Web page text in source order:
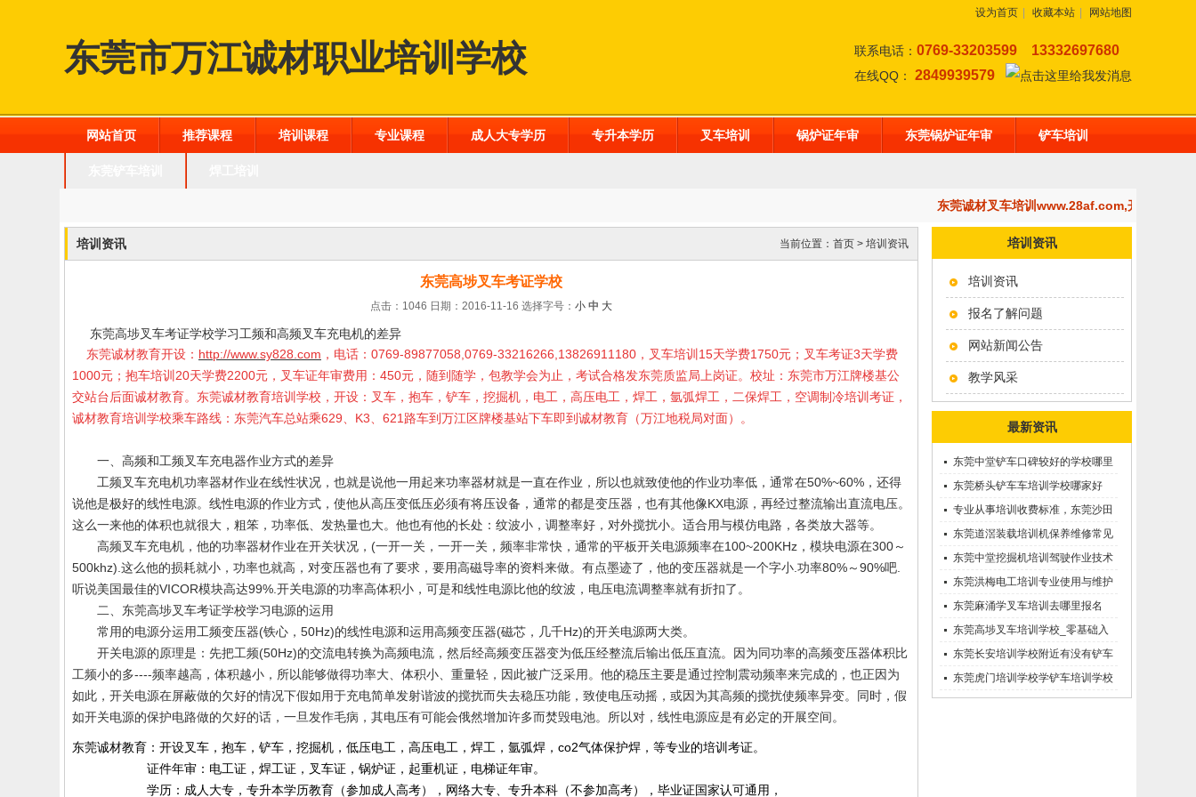
设为首页 收藏本站 网站地图
东莞市万江诚材职业培训学校 联系电话： 0769-33203599 13332697680
在线QQ： 2849939579
网站首页 推荐课程 培训课程 专业课程 成人大专学历 专升本学历 叉车培训 锅炉证年审 东莞锅炉证年审 铲车培训
东莞诚材叉车培训www.28af.com,开设：东莞
培训资讯
培训资讯
报名了解问题
网站新闻公告
教学风采
最新资讯
东莞中堂铲车口碑较好的学校哪里
有？
东莞桥头铲车车培训学校哪家好
呢？推荐一下
专业从事培训收费标准，东莞沙田
优质的学叉车考证价钱
东莞道滘装载培训机保养维修常见
问题等知识大全
东莞中堂挖掘机培训驾驶作业技术
东莞洪梅电工培训专业使用与维护
接触调压噐？
东莞麻涌学叉车培训去哪里报名
东莞高埗叉车培训学校_零基础入
学_随到随学
东莞长安培训学校附近有没有铲车
培训的-
东莞虎门培训学校学铲车培训学校
在哪里_
培训资讯 当前位置： 首页 > 培训资讯
东莞高埗叉车考证学校
点击：1046 日期：2016-11-16 选择字号： 小 中 大
东莞高埗叉车考证学校学习工频和高频叉车充电机的差异
东莞诚材教育开设： http://www.sy828.com ，电话：0769-89877058,0769-33216266,13826911180，叉车培训15天学费1750元；叉车考证3天学费
1000元；抱车培训20天学费2200元，叉车证年审费用：450元，随到随学，包教学会为止，考试合格发东莞质监局上岗证。校址：东莞市万江牌楼基公
交站台后面诚材教育。东莞诚材教育培训学校，开设：叉车，抱车，铲车，挖掘机，电工，高压电工，焊工，氩弧焊工，二保焊工，空调制冷培训考证，
诚材教育培训学校乘车路线：东莞汽车总站乘629、K3、621路车到万江区牌楼基站下车即到诚材教育（万江地税局对面）。
一、高频和工频叉车充电器作业方式的差异
工频叉车充电机功率器材作业在线性状况，也就是说他一用起来功率器材就是一直在作业，所以也就致使他的作业功率低，通常在50%~60%，还得
说他是极好的线性电源。线性电源的作业方式，使他从高压变低压必须有将压设备，通常的都是变压器，也有其他像KX电源，再经过整流输出直流电压。
这么一来他的体积也就很大，粗笨，功率低、发热量也大。他也有他的长处：纹波小，调整率好，对外搅扰小。适合用与模仿电路，各类放大器等。
高频叉车充电机，他的功率器材作业在开关状况，(一开一关，一开一关，频率非常快，通常的平板开关电源频率在100~200KHz，模块电源在300～
500khz).这么他的损耗就小，功率也就高，对变压器也有了要求，要用高磁导率的资料来做。有点墨迹了，他的变压器就是一个字小.功率80%～90%吧.
听说美国最佳的VICOR模块高达99%.开关电源的功率高体积小，可是和线性电源比他的纹波，电压电流调整率就有折扣了。
二、 东莞高埗叉车考证学校学习电源的运用
常用的电源分运用工频变压器(铁心，50Hz)的线性电源和运用高频变压器(磁芯，几千Hz)的开关电源两大类。
开关电源的原理是：先把工频(50Hz)的交流电转换为高频电流，然后经高频变压器变为低压经整流后输出低压直流。因为同功率的高频变压器体积比
工频小的多----频率越高，体积越小，所以能够做得功率大、体积小、重量轻，因此被广泛采用。他的稳压主要是通过控制震动频率来完成的，也正因为
如此，开关电源在屏蔽做的欠好的情况下假如用于充电简单发射谐波的搅扰而失去稳压功能，致使电压动摇，或因为其高频的搅扰使频率异变。同时，假
如开关电源的保护电路做的欠好的话，一旦发作毛病，其电压有可能会俄然增加许多而焚毁电池。所以对，线性电源应是有必定的开展空间。
东莞诚材教育：开设叉车，抱车，铲车，挖掘机，低压电工，高压电工，焊工，氩弧焊，co2气体保护焊，等专业的培训考证。
证件年审：电工证，焊工证，叉车证，锅炉证，起重机证，电梯证年审。
学历：成人大专，专升本学历教育（参加成人高考），网络大专、专升本科（不参加高考），毕业证国家认可通用，